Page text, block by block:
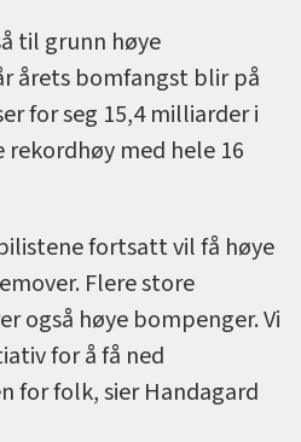
til grunn høye
årets bomfangst blir på
for seg 15,4 milliarder i
rekordhøy med hele 16
fortsatt vil få høye
Flere store
også høye bompenger. Vi
for å få ned
for folk, sier Handagard